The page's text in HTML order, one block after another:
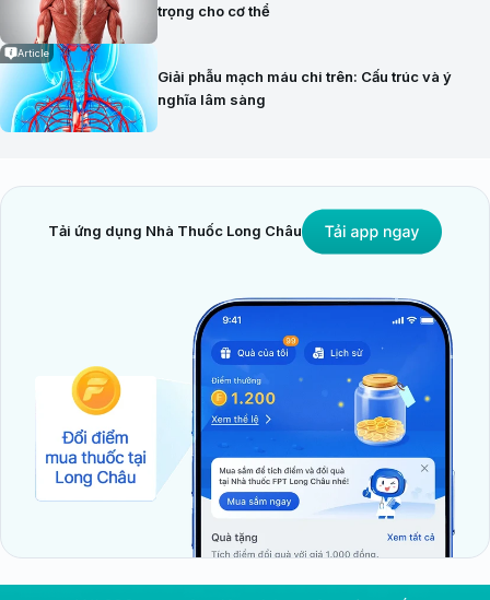
trọng cho cơ thể
Article
Giải phẫu mạch máu chi trên: Cấu trúc và ý
nghĩa lâm sàng
Tải ứng dụng Nhà Thuốc Long Châu